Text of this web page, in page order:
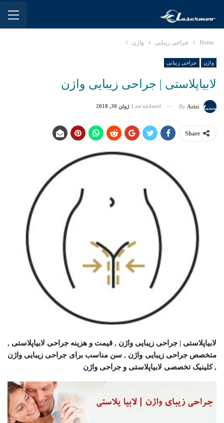
Home جراحی زیبایی واژن
واژن جراحی زیبایی
لابیاپلاستی | جراحی زیبایی واژن
By Azizi
Last updated ژوئن 30, 2018
Share
لابیاپلاستی | جراحی زیبایی واژن , قیمت و هزینه جراحی لابیاپلاستی ,
متخصص جراحی زیبایی واژن , سن مناسب برای جراحی زیبایی واژن
, کلینیک تخصصی لابیاپلاستی و جراحی واژن